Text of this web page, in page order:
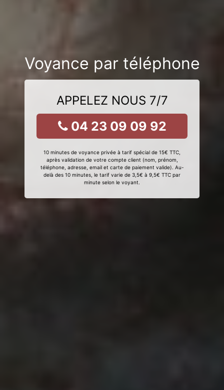
Voyance par téléphone
APPELEZ NOUS 7/7
04 23 09 09 92
10 minutes de voyance privée à tarif spécial de 15€ TTC,
après validation de votre compte client (nom, prénom,
téléphone, adresse, email et carte de paiement valide). Au-
delà des 10 minutes, le tarif varie de 3,5€ à 9,5€ TTC par
minute selon le voyant.